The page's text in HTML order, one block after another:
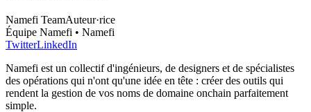
Namefi TeamAuteur·rice
Équipe Namefi • Namefi
TwitterLinkedIn
Namefi est un collectif d'ingénieurs, de designers et de spécialistes
des opérations qui n'ont qu'une idée en tête : créer des outils qui
rendent la gestion de vos noms de domaine onchain parfaitement
simple.